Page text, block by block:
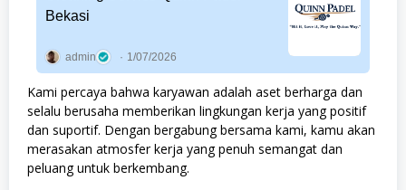
Bekasi
admin 1/07/2026
Kami percaya bahwa karyawan adalah aset berharga dan
selalu berusaha memberikan lingkungan kerja yang positif
dan suportif. Dengan bergabung bersama kami, kamu akan
merasakan atmosfer kerja yang penuh semangat dan
peluang untuk berkembang.